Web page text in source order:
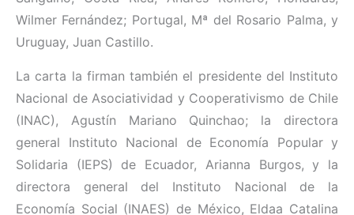
Wilmer Fernández; Portugal, Mª del Rosario Palma, y
Uruguay, Juan Castillo.
La carta la firman también el presidente del Instituto
Nacional de Asociatividad y Cooperativismo de Chile
(INAC), Agustín Mariano Quinchao; la directora
general Instituto Nacional de Economía Popular y
Solidaria (IEPS) de Ecuador, Arianna Burgos, y la
directora general del Instituto Nacional de la
Economía Social (INAES) de México, Eldaa Catalina